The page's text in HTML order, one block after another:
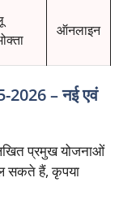
ऑनलाइन
– नई एवं
प्रमुख योजनाओं
सकते हैं, कृपया